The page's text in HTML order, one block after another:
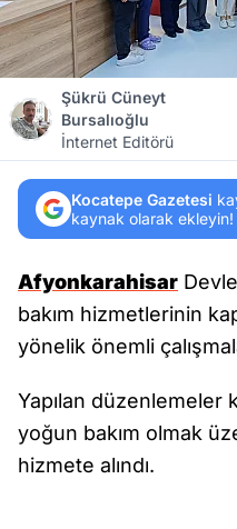
Şükrü Cüneyt
Bursalıoğlu
İnternet Editörü
Kocatepe Gazetesi
kaynak olarak ekleyin!
Afyonkarahisar
bakım hizmetlerinin
yönelik önemli
Yapılan düzenlemeler
yoğun bakım olmak
hizmete alındı.